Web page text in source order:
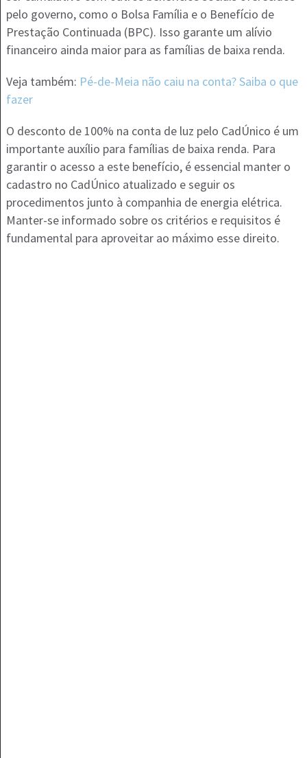
pelo governo, como o Bolsa Família e o Benefício de
Prestação Continuada (BPC). Isso garante um alívio
financeiro ainda maior para as famílias de baixa renda.
Veja também: Pé-de-Meia não caiu na conta? Saiba o que
fazer
O desconto de 100% na conta de luz pelo CadÚnico é um
importante auxílio para famílias de baixa renda. Para
garantir o acesso a este benefício, é essencial manter o
cadastro no CadÚnico atualizado e seguir os
procedimentos junto à companhia de energia elétrica.
Manter-se informado sobre os critérios e requisitos é
fundamental para aproveitar ao máximo esse direito.